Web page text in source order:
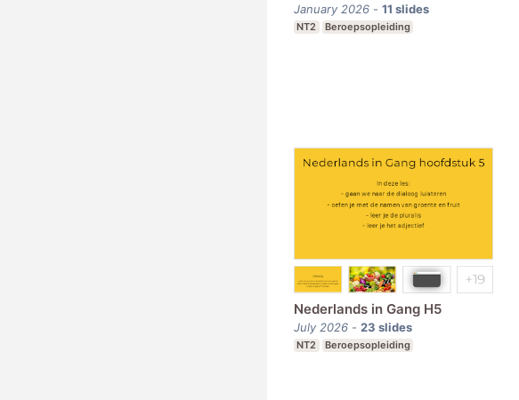
January 2026 - 11 slides
NT2 Beroepsopleiding
Nederlands in Gang H5
July 2026 - 23 slides
NT2 Beroepsopleiding